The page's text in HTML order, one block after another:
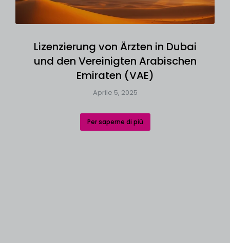
Lizenzierung von Ärzten in Dubai
und den Vereinigten Arabischen
Emiraten (VAE)
Aprile 5, 2025
Per saperne di più